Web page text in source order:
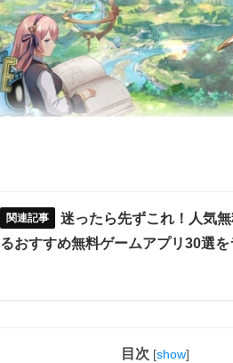
迷ったら先ずこれ！人気
るおすすめ無料ゲームアプリ30選
目次 [show]